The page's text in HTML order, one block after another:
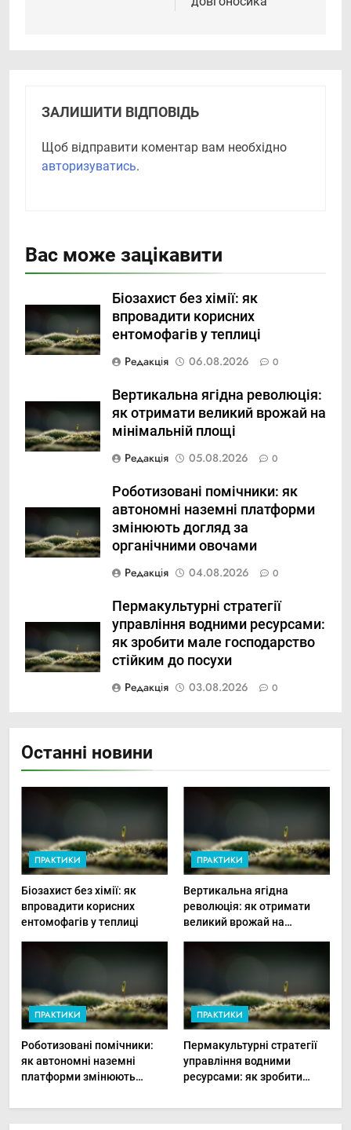
ЗАЛИШИТИ ВІДПОВІДЬ
Щоб відправити коментар вам необхідно
авторизуватись.
Вас може зацікавити
Біозахист без хімії: як
впровадити корисних
ентомофагів у теплиці
Редакція
06.08.2026 0
Вертикальна ягідна революція:
як отримати великий врожай на
мінімальній площі
Редакція
05.08.2026 0
Роботизовані помічники: як
автономні наземні платформи
змінюють догляд за
органічними овочами
Редакція
04.08.2026 0
Пермакультурні стратегії
управління водними ресурсами:
як зробити мале господарство
стійким до посухи
Редакція
03.08.2026 0
Останні новини
ПРАКТИКИ
Біозахист без хімії: як
впровадити корисних
ентомофагів у теплиці
ПРАКТИКИ
Вертикальна ягідна
революція: як отримати
великий врожай на
ПРАКТИКИ
Роботизовані помічники:
як автономні наземні
платформи змінюють
овочами
ПРАКТИКИ
Пермакультурні стратегії
управління водними
ресурсами: як зробити
до посухи